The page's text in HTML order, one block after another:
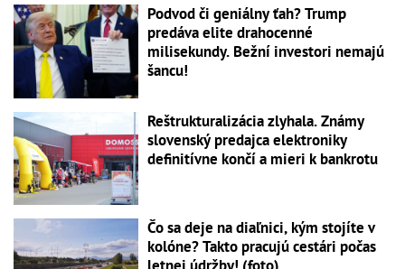
Podvod či geniálny ťah? Trump
predáva elite drahocenné
milisekundy. Bežní investori nemajú
šancu!
Reštrukturalizácia zlyhala. Známy
slovenský predajca elektroniky
definitívne končí a mieri k bankrotu
Čo sa deje na diaľnici, kým stojíte v
kolóne? Takto pracujú cestári počas